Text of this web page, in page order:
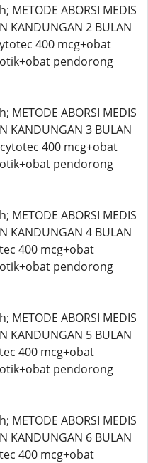
METODE ABORSI MEDIS
KANDUNGAN 2 BULAN
400 mcg+obat
pendorong
METODE ABORSI MEDIS
KANDUNGAN 3 BULAN
400 mcg+obat
pendorong
METODE ABORSI MEDIS
KANDUNGAN 4 BULAN
400 mcg+obat
pendorong
METODE ABORSI MEDIS
KANDUNGAN 5 BULAN
400 mcg+obat
pendorong
METODE ABORSI MEDIS
KANDUNGAN 6 BULAN
400 mcg+obat